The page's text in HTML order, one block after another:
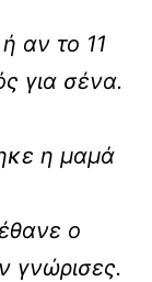
αν το 11
για σένα.
η μαμά
ο
γνώρισες.